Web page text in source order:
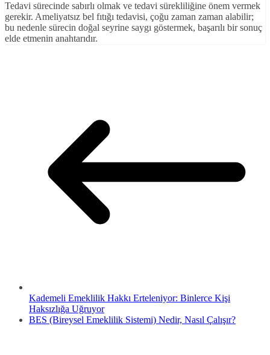
Tedavi sürecinde sabırlı olmak ve tedavi sürekliliğine önem vermek
gerekir. Ameliyatsız bel fıtığı tedavisi, çoğu zaman zaman alabilir;
bu nedenle sürecin doğal seyrine saygı göstermek, başarılı bir sonuç
elde etmenin anahtarıdır.
Kademeli Emeklilik Hakkı Erteleniyor: Binlerce Kişi
Haksızlığa Uğruyor
BES (Bireysel Emeklilik Sistemi) Nedir, Nasıl Çalışır?